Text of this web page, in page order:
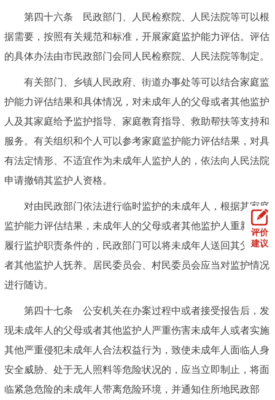
第四十六条 民政部门、人民检察院、人民法院等可以根
据需要，按照有关规范和标准，开展家庭监护能力评估。评估
的具体办法由市民政部门会同人民检察院、人民法院等制定。
有关部门、乡镇人民政府、街道办事处等可以结合家庭监
护能力评估结果和具体情况，对未成年人的父母或者其他监护
人及其家庭给予监护指导、家庭教育指导、救助帮扶等支持和
服务。有关组织和个人可以参考家庭监护能力评估结果，对具
有法定情形、不适宜作为未成年人监护人的，依法向人民法院
申请撤销其监护人资格。
对由民政部门依法进行临时监护的未成年人，根据其家庭
监护能力评估结果，未成年人的父母或者其他监护人重新具备
履行监护职责条件的，民政部门可以将未成年人送回其父母或
者其他监护人抚养。居民委员会、村民委员会应当对监护情况
进行随访。
第四十七条 公安机关在办案过程中或者接受报告后，发
现未成年人的父母或者其他监护人严重伤害未成年人或者实施
其他严重侵犯未成年人合法权益行为，致使未成年人面临人身
安全威胁、处于无人照料等危险状况的，应当立即制止，将面
临紧急危险的未成年人带离危险环境，并通知住所地民政部
评价
建议